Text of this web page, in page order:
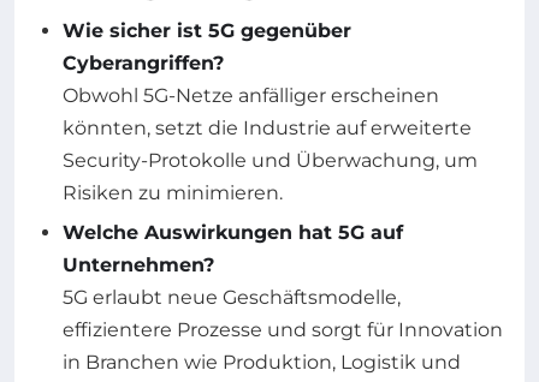
Wie sicher ist 5G gegenüber
Cyberangriffen?
Obwohl 5G-Netze anfälliger erscheinen
könnten, setzt die Industrie auf erweiterte
Security-Protokolle und Überwachung, um
Risiken zu minimieren.
Welche Auswirkungen hat 5G auf
Unternehmen?
5G erlaubt neue Geschäftsmodelle,
effizientere Prozesse und sorgt für Innovation
in Branchen wie Produktion, Logistik und